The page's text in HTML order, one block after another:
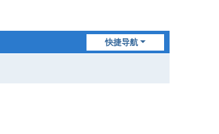
快捷导航